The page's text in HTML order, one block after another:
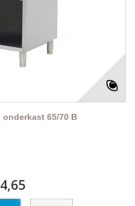
onderkast 65/70 B